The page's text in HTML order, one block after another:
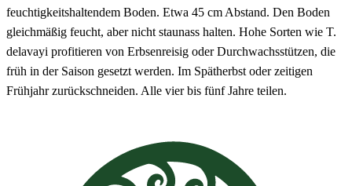
feuchtigkeitshaltendem Boden. Etwa 45 cm Abstand. Den Boden
gleichmäßig feucht, aber nicht staunass halten. Hohe Sorten wie T.
delavayi profitieren von Erbsenreisig oder Durchwachsstützen, die
früh in der Saison gesetzt werden. Im Spätherbst oder zeitigen
Frühjahr zurückschneiden. Alle vier bis fünf Jahre teilen.